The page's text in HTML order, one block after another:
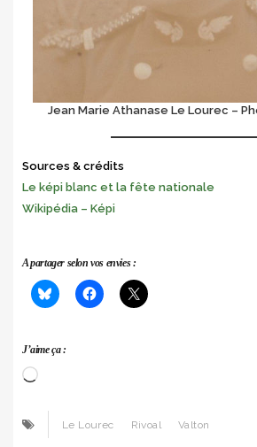
Jean Marie Athanase Le Lourec –
Sources & crédits
Le képi blanc et la fête nationale
Wikipédia – Képi
A partager selon vos envies :
J’aime ça :
Chargement…
Le Lourec Rivoal Valton